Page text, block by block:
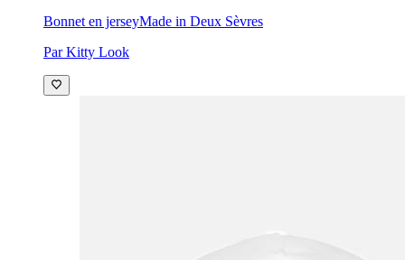
Bonnet en jerseyMade in Deux Sèvres
Par Kitty Look